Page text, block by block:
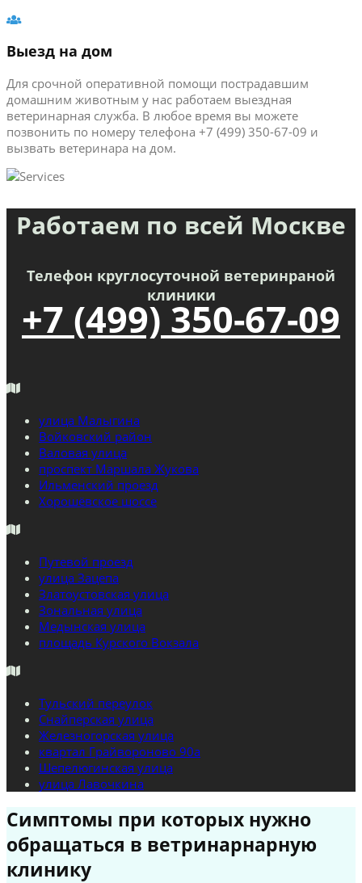
Выезд на дом
Для срочной оперативной помощи пострадавшим
домашним животным у нас работаем выездная
ветеринарная служба. В любое время вы можете
позвонить по номеру телефона +7 (499) 350-67-09 и
вызвать ветеринара на дом.
Работаем по всей Москве
Телефон круглосуточной ветеринраной
клиники
+7 (499) 350-67-09
улица Малыгина
Войковский район
Валовая улица
проспект Маршала Жукова
Ильменский проезд
Хорошёвское шоссе
Путевой проезд
улица Зацепа
Златоустовская улица
Зональная улица
Медынская улица
площадь Курского Вокзала
Тульский переулок
Снайперская улица
Железногорская улица
квартал Грайвороново 90а
Шепелюгинская улица
улица Лавочкина
Симптомы при которых нужно
обращаться в ветринарнарную
клинику